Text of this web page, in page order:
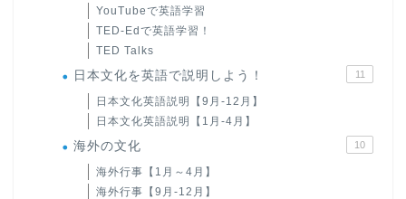
YouTubeで英語学習
TED-Edで英語学習！
TED Talks
日本文化を英語で説明しよう！ 11
日本文化英語説明【9月-12月】
日本文化英語説明【1月-4月】
海外の文化 10
海外行事【1月～4月】
海外行事【9月-12月】